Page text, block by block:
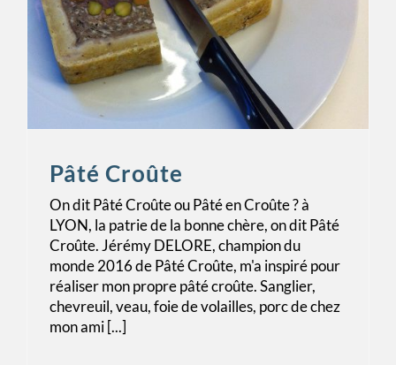
Pâté Croûte
On dit Pâté Croûte ou Pâté en Croûte ? à
LYON, la patrie de la bonne chère, on dit Pâté
Croûte. Jérémy DELORE, champion du
monde 2016 de Pâté Croûte, m'a inspiré pour
réaliser mon propre pâté croûte. Sanglier,
chevreuil, veau, foie de volailles, porc de chez
mon ami [...]